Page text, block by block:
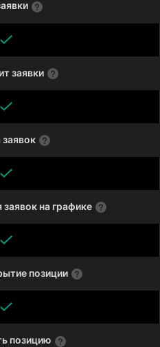
заявки
на графике
позиции
позицию